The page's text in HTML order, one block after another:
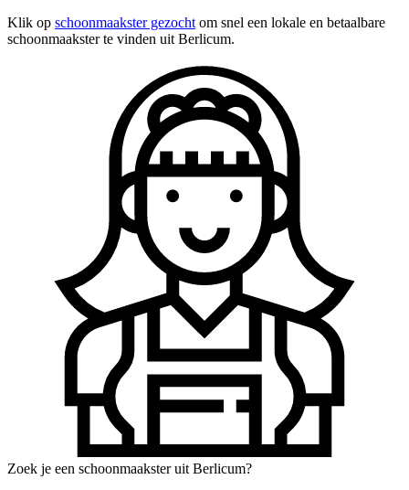
Klik op schoonmaakster gezocht om snel een lokale en betaalbare
schoonmaakster te vinden uit Berlicum.
Zoek je een schoonmaakster uit Berlicum?